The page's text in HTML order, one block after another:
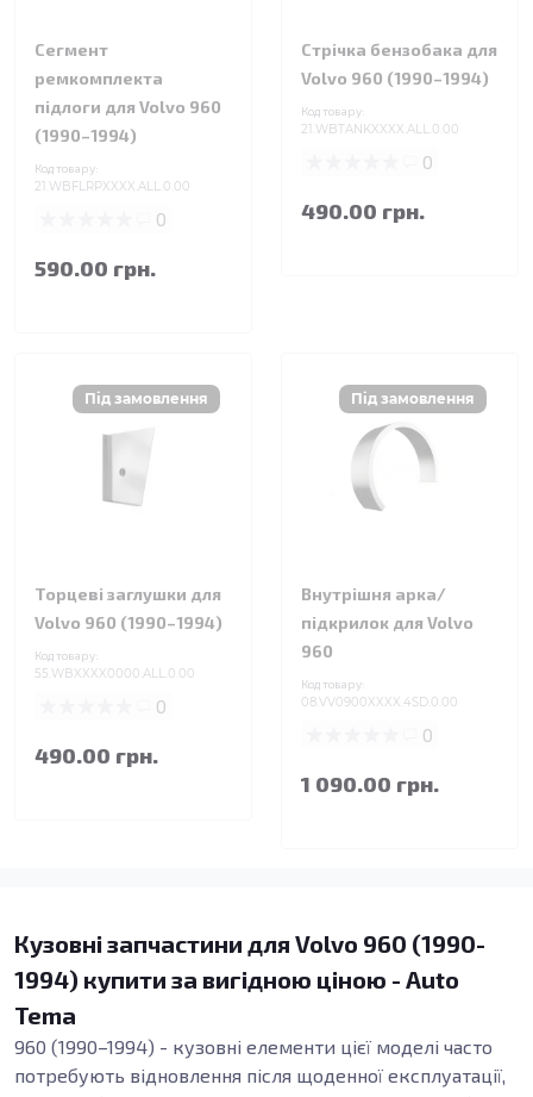
Сегмент
ремкомплекта
підлоги для Volvo 960
(1990–1994)
Код товару:
21.WBFLRPXXXX.ALL.0.00
0
590.00 грн.
Стрічка бензобака для
Volvo 960 (1990–1994)
Код товару:
21.WBTANKXXXX.ALL.0.00
0
490.00 грн.
Торцеві заглушки для
Volvo 960 (1990–1994)
Код товару:
55.WBXXXX0000.ALL.0.00
0
490.00 грн.
Внутрішня арка/
підкрилок для Volvo
960
Код товару:
08.VV0900XXXX.4SD.0.00
0
1 090.00 грн.
Кузовні запчастини для Volvo 960 (1990-
1994) купити за вигідною ціною - Auto
Tema
960 (1990–1994) - кузовні елементи цієї моделі часто
потребують відновлення після щоденної експлуатації,